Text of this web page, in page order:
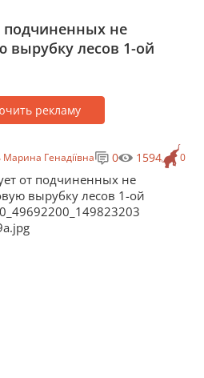
подчиненных не
вырубку лесов 1-ой
рекламу
Генадіївна 0
0 1594